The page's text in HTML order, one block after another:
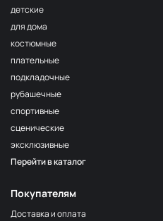
детские
для дома
костюмные
плательные
подкладочные
рубашечные
спортивные
сценические
эксклюзивные
Перейти в каталог
Покупателям
Доставка и оплата